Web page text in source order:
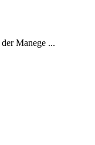
Manege ...